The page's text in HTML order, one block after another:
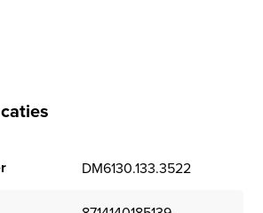
DM6130.133.3522